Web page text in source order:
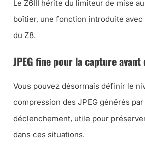
Le Z6III hérite du limiteur de mise
boîtier, une fonction introduite
du Z8.
JPEG fine pour la capture
Vous pouvez désormais définir le
compression des JPEG générés
déclenchement, utile pour
dans ces situations.